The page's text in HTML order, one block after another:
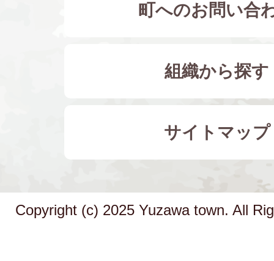
町へのお問い合
組織から探す
サイトマップ
Copyright (c) 2025 Yuzawa town. All